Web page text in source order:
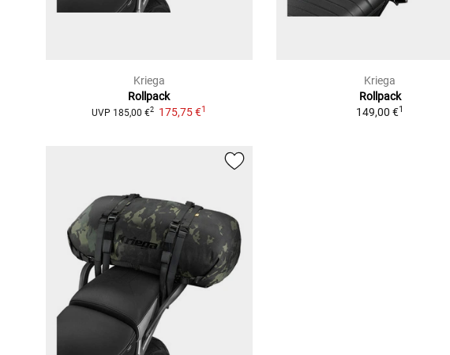
Kriega
Rollpack
UVP 185,00 €2 175,75 €1
Kriega
Rollpack
149,00 €1